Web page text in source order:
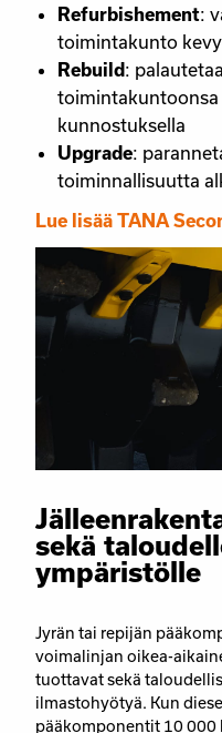
Refurbishement:
toimintakunto
Rebuild :
toimintakuntoonsa
kunnostuksella
Upgrade:
toiminnallisuutta
Lue lisää TANA
sekä
ympäristölle
Jyrän tai repijän
voimalinjan oikea-
tuottavat sekä
ilmastohyötyä. Kun
pääkomponentit 10